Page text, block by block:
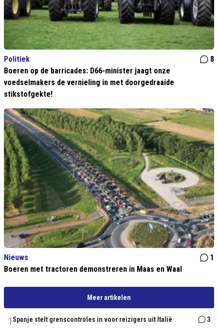
Politiek
8
Boeren op de barricades: D66-minister jaagt onze
voedselmakers de vernieling in met doorgedraaide
stikstofgekte!
Nieuws
1
Boeren met tractoren demonstreren in Maas en Waal
Meer artikelen
1 Spanje stelt grenscontroles in voor reizigers uit Italië 3